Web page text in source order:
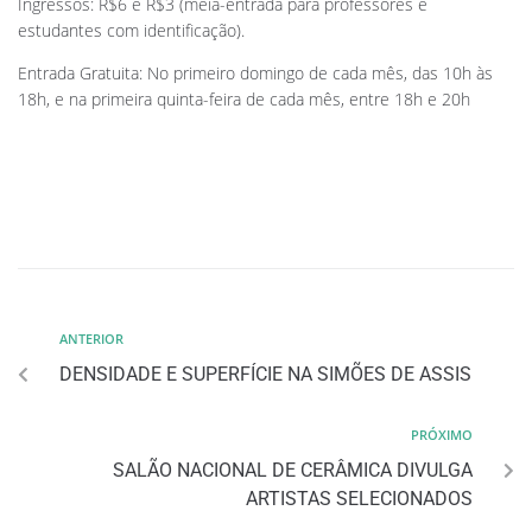
estudantes com identificação).
Entrada Gratuita: No primeiro domingo de cada mês, das 10h às
18h, e na primeira quinta-feira de cada mês, entre 18h e 20h
ANTERIOR
DENSIDADE E SUPERFÍCIE NA SIMÕES DE ASSIS
PRÓXIMO
SALÃO NACIONAL DE CERÂMICA DIVULGA
ARTISTAS SELECIONADOS